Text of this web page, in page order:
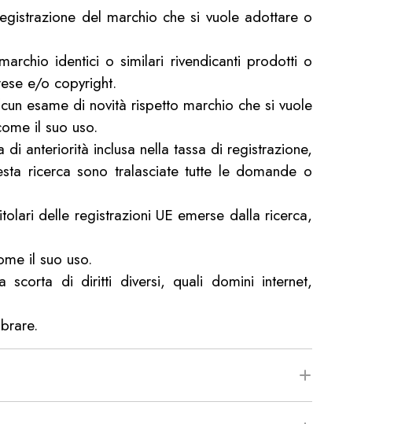
del marchio che si vuole adottare o
identici o similari rivendicanti prodotti o
e/o copyright.
esame di novità rispetto marchio che si vuole
il suo uso.
anteriorità inclusa nella tassa di registrazione,
ricerca sono tralasciate tutte le domande o
delle registrazioni UE emerse dalla ricerca,
il suo uso.
scorta di diritti diversi, quali domini internet,